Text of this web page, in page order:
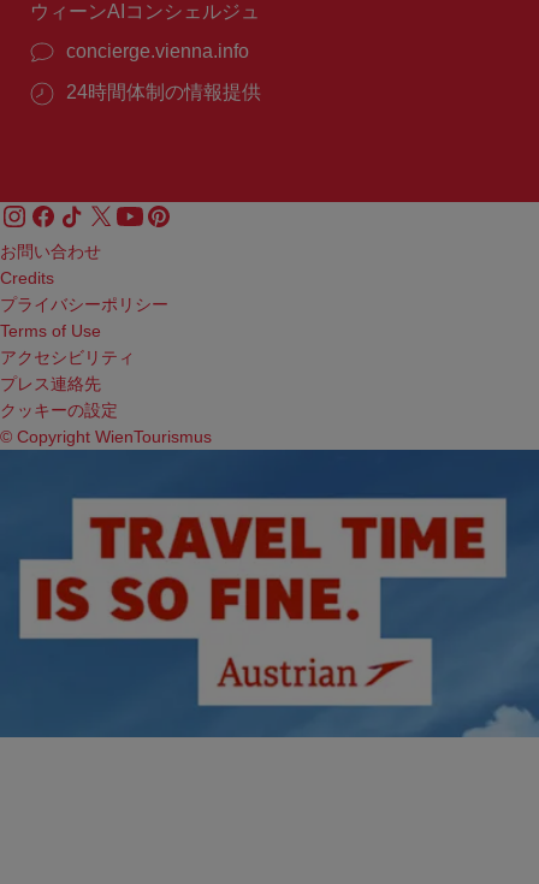
ウィーンAIコンシェルジュ
concierge.vienna.info
24時間体制の情報提供
お問い合わせ
Credits
プライバシーポリシー
Terms of Use
アクセシビリティ
プレス連絡先
クッキーの設定
© Copyright WienTourismus